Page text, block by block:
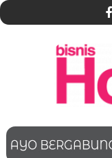
S
k